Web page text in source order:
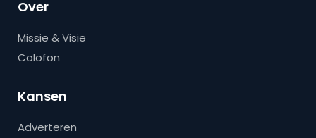
Over
Missie & Visie
Colofon
Kansen
Adverteren